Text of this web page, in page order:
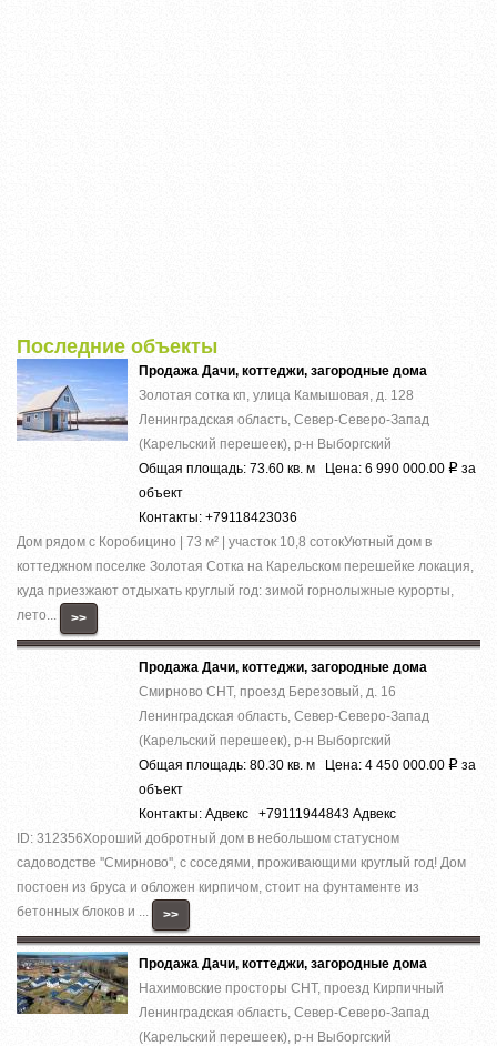
Последние объекты
Продажа Дачи, коттеджи, загородные дома
Золотая сотка кп, улица Камышовая, д. 128
Ленинградская область, Север-Северо-Запад
(Карельский перешеек), р-н Выборгский
Общая площадь: 73.60 кв. м Цена: 6 990 000.00 Р за
объект
Контакты: +79118423036
Дом рядом с Коробицино | 73 м² | участок 10,8 сотокУютный дом в
коттеджном поселке Золотая Сотка на Карельском перешейке локация,
куда приезжают отдыхать круглый год: зимой горнолыжные курорты,
лето...
>>
Продажа Дачи, коттеджи, загородные дома
Смирново СНТ, проезд Березовый, д. 16
Ленинградская область, Север-Северо-Запад
(Карельский перешеек), р-н Выборгский
Общая площадь: 80.30 кв. м Цена: 4 450 000.00 Р за
объект
Контакты: Адвекс +79111944843 Адвекс
ID: 312356Хороший добротный дом в небольшом статусном
садоводстве ''Смирново'', с соседями, проживающими круглый год! Дом
постоен из бруса и обложен кирпичом, стоит на фунтаменте из
бетонных блоков и ...
>>
Продажа Дачи, коттеджи, загородные дома
Нахимовские просторы СНТ, проезд Кирпичный
Ленинградская область, Север-Северо-Запад
(Карельский перешеек), р-н Выборгский